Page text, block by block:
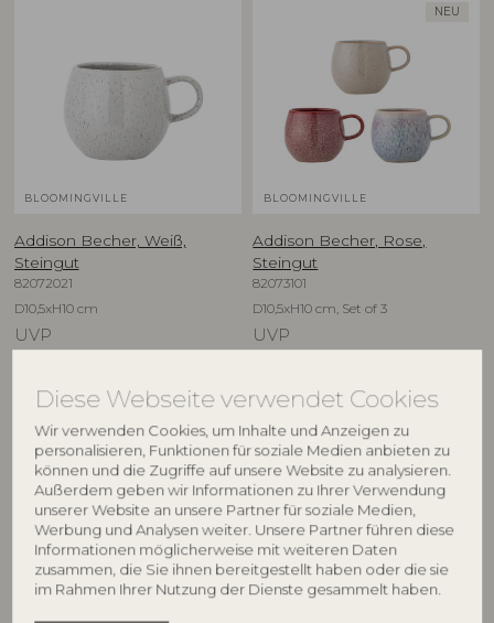
Diese Webseite verwendet Cookies
Wir verwenden Cookies, um Inhalte und Anzeigen zu
personalisieren, Funktionen für soziale Medien anbieten zu
können und die Zugriffe auf unsere Website zu analysieren.
Außerdem geben wir Informationen zu Ihrer Verwendung
unserer Website an unsere Partner für soziale Medien,
Werbung und Analysen weiter. Unsere Partner führen diese
Informationen möglicherweise mit weiteren Daten
zusammen, die Sie ihnen bereitgestellt haben oder die sie
im Rahmen Ihrer Nutzung der Dienste gesammelt haben.
BLOOMINGVILLE
Addison Becher, Weiß,
Steingut
82072021
D10,5xH10 cm
UVP
NEU
BLOOMINGVILLE
Addison Becher, Rose,
Steingut
82073101
D10,5xH10 cm, Set of 3
UVP